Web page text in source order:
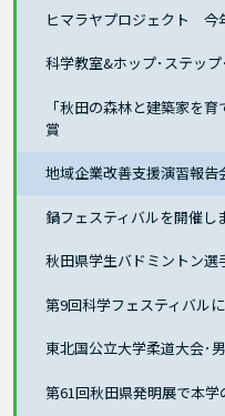
ヒマラヤプロジェクト 今
科学教室&ホップ･ステッ
「秋田の森林と建築家を
賞
地域企業改善支援演習報告
鍋フェスティバルを開催し
秋田県学生バドミントン選
第9回科学フェスティバル
東北国公立大学柔道大会･
第61回秋田県発明展で本学